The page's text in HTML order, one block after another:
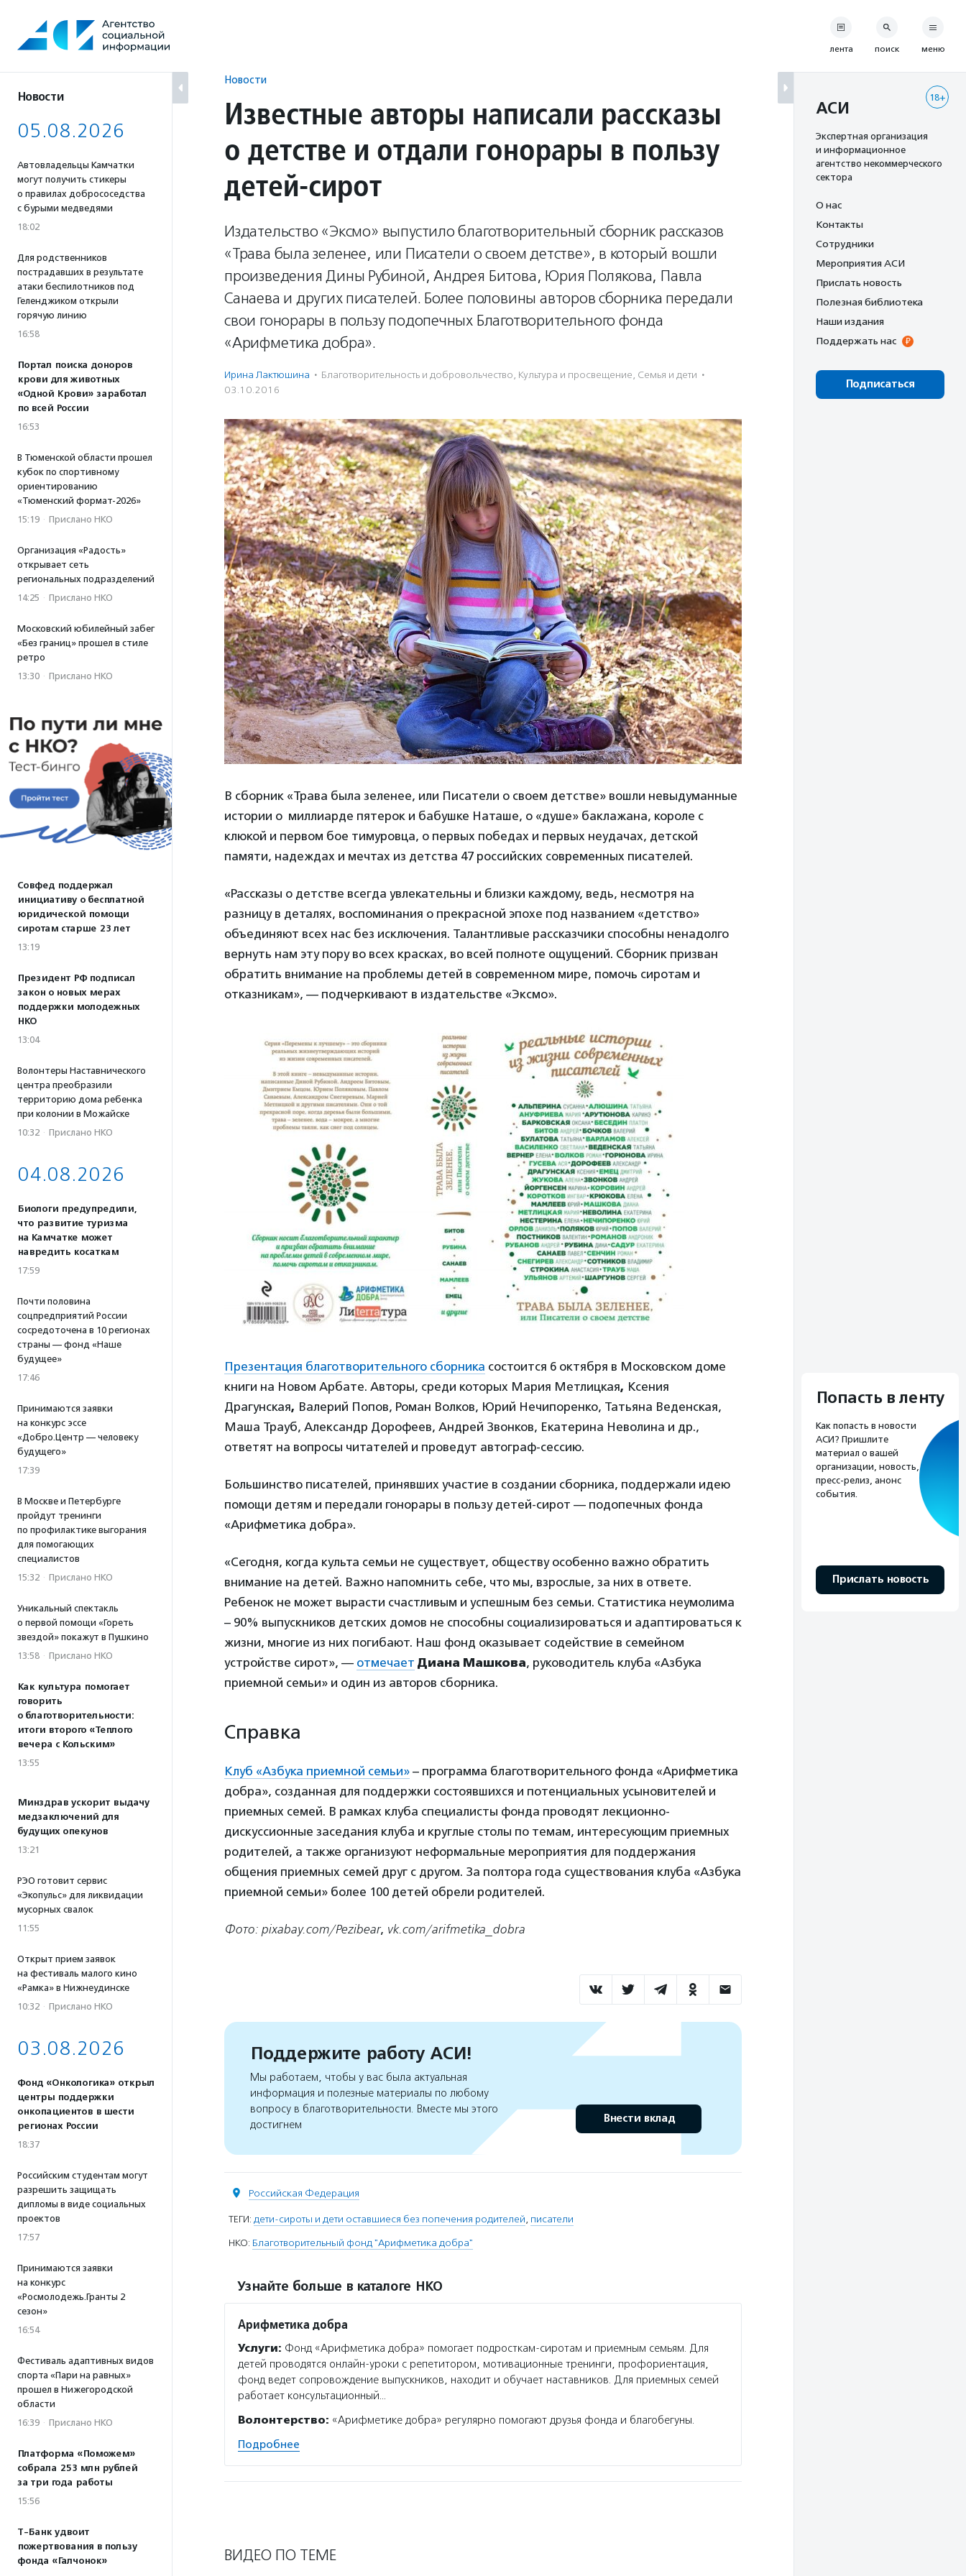
содержанию
Новости
05.08.2026
Автовладельцы Камчатки
могут получить стикеры
о правилах добрососедства
с бурыми медведями
18:02
Для родственников
пострадавших в результате
атаки беспилотников под
Геленджиком открыли
горячую линию
16:58
Портал поиска доноров
крови для животных
«Одной Крови» заработал
по всей России
16:53
В Тюменской области прошел
кубок по спортивному
ориентированию
«Тюменский формат-2026»
15:19 · Прислано НКО
Организация «Радость»
открывает сеть
региональных подразделений
14:25 · Прислано НКО
Московский юбилейный забег
«Без границ» прошел в стиле
ретро
13:30 · Прислано НКО
Совфед поддержал
инициативу о бесплатной
юридической помощи
сиротам старше 23 лет
13:19
Президент РФ подписал
закон о новых мерах
поддержки молодежных
НКО
13:04
Волонтеры Наставнического
центра преобразили
территорию дома ребенка
при колонии в Можайске
10:32 · Прислано НКО
04.08.2026
Биологи предупредили,
что развитие туризма
на Камчатке может
навредить косаткам
17:59
Почти половина
соцпредприятий России
сосредоточена в 10 регионах
страны — фонд «Наше
будущее»
17:46
Принимаются заявки
на конкурс эссе
«Добро.Центр — человеку
будущего»
17:39
В Москве и Петербурге
пройдут тренинги
по профилактике выгорания
для помогающих
специалистов
15:32 · Прислано НКО
Уникальный спектакль
о первой помощи «Гореть
звездой» покажут в Пушкино
13:58 · Прислано НКО
Как культура помогает
говорить
о благотворительности:
итоги второго «Теплого
вечера с Кольским»
13:55
Минздрав ускорит выдачу
медзаключений для
будущих опекунов
13:21
РЭО готовит сервис
«Экопульс» для ликвидации
мусорных свалок
11:55
Открыт прием заявок
на фестиваль малого кино
«Рамка» в Нижнеудинске
10:32 · Прислано НКО
03.08.2026
Фонд «Онкологика» открыл
центры поддержки
онкопациентов в шести
регионах России
18:37
Российским студентам могут
разрешить защищать
дипломы в виде социальных
проектов
17:57
Принимаются заявки
на конкурс
«Росмолодежь.Гранты 2
сезон»
16:54
Фестиваль адаптивных видов
спорта «Пари на равных»
прошел в Нижегородской
области
16:39 · Прислано НКО
Платформа «Поможем»
собрала 253 млн рублей
за три года работы
15:56
Т-Банк удвоит
пожертвования в пользу
фонда «Галчонок»
Новости
Известные авторы написали рассказы
о детстве и отдали гонорары в пользу
детей-сирот
Издательство «Эксмо» выпустило благотворительный сборник рассказов
«Трава была зеленее, или Писатели о своем детстве», в который вошли
произведения Дины Рубиной, Андрея Битова, Юрия Полякова, Павла
Санаева и других писателей. Более половины авторов сборника передали
свои гонорары в пользу подопечных Благотворительного фонда
«Арифметика добра».
Ирина Лактюшина · Благотвори­тель­ность и доброволь­чест­во, Культура и просвещение, Семья и дети ·
03.10.2016
В сборник «Трава была зеленее, или Писатели о своем детстве» вошли невыдуманные
истории о миллиарде пятерок и бабушке Наташе, о «душе» баклажана, короле с
клюкой и первом бое тимуровца, о первых победах и первых неудачах, детской
памяти, надеждах и мечтах из детства 47 российских современных писателей.
«Рассказы о детстве всегда увлекательны и близки каждому, ведь, несмотря на
разницу в деталях, воспоминания о прекрасной эпохе под названием «детство»
объединяют всех нас без исключения. Талантливые рассказчики способны ненадолго
вернуть нам эту пору во всех красках, во всей полноте ощущений. Сборник призван
обратить внимание на проблемы детей в современном мире, помочь сиротам и
отказникам», — подчеркивают в издательстве «Эксмо».
Презентация благотворительного сборника состоится 6 октября в Московском доме
книги на Новом Арбате. Авторы, среди которых Мария Метлицкая, Ксения
Драгунская, Валерий Попов, Роман Волков, Юрий Нечипоренко, Татьяна Веденская,
Маша Трауб, Александр Дорофеев, Андрей Звонков, Екатерина Неволина и др.,
ответят на вопросы читателей и проведут автограф-сессию.
Большинство писателей, принявших участие в создании сборника, поддержали идею
помощи детям и передали гонорары в пользу детей-сирот — подопечных фонда
«Арифметика добра».
«Сегодня, когда культа семьи не существует, обществу особенно важно обратить
внимание на детей. Важно напомнить себе, что мы, взрослые, за них в ответе.
Ребенок не может вырасти счастливым и успешным без семьи. Статистика неумолима
– 90% выпускников детских домов не способны социализироваться и адаптироваться к
жизни, многие из них погибают. Наш фонд оказывает содействие в семейном
устройстве сирот», — отмечает Диана Машкова, руководитель клуба «Азбука
приемной семьи» и один из авторов сборника.
Справка
Клуб «Азбука приемной семьи» – программа благотворительного фонда «Арифметика
добра», созданная для поддержки состоявшихся и потенциальных усыновителей и
приемных семей. В рамках клуба специалисты фонда проводят лекционно-
дискуссионные заседания клуба и круглые столы по темам, интересующим приемных
родителей, а также организуют неформальные мероприятия для поддержания
общения приемных семей друг с другом. За полтора года существования клуба «Азбука
приемной семьи» более 100 детей обрели родителей.
Фото: pixabay.com/Pezibear, vk.com/arifmetika_dobra
Поддержите работу АСИ!
Мы работаем, чтобы у вас была актуальная
информация и полезные материалы по любому
вопросу в благотворительности. Вместе мы этого
достигнем
Внести вклад
Российская Федерация
ТЕГИ: дети-сироты и дети оставшиеся без попечения родителей, писатели
НКО: Благотворительный фонд "Арифметика добра"
Узнайте больше в каталоге НКО
Арифметика добра
Услуги: Фонд «Арифметика добра» помогает подросткам-сиротам и приемным семьям. Для
детей проводятся онлайн-уроки с репетитором, мотивационные тренинги, профориентация,
фонд ведет сопровождение выпускников, находит и обучает наставников. Для приемных семей
работает консультационный…
Волонтерство: «Арифметике добра» регулярно помогают друзья фонда и благобегуны.
Подробнее
ВИДЕО ПО ТЕМЕ
лента поиск меню
18+
АСИ
Экспертная организация
и информационное
агентство некоммерческого
сектора
О нас
Контакты
Сотрудники
Мероприятия АСИ
Прислать новость
Полезная библиотека
Наши издания
Поддержать нас
Подписаться
Попасть в ленту
Как попасть в новости
АСИ? Пришлите
материал о вашей
организации, новость,
пресс-релиз, анонс
события.
Прислать новость